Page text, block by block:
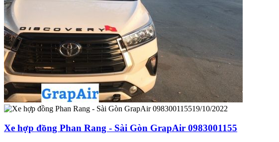
19/10/2022
Xe hợp đồng Phan Rang - Sài Gòn GrapAir 0983001155